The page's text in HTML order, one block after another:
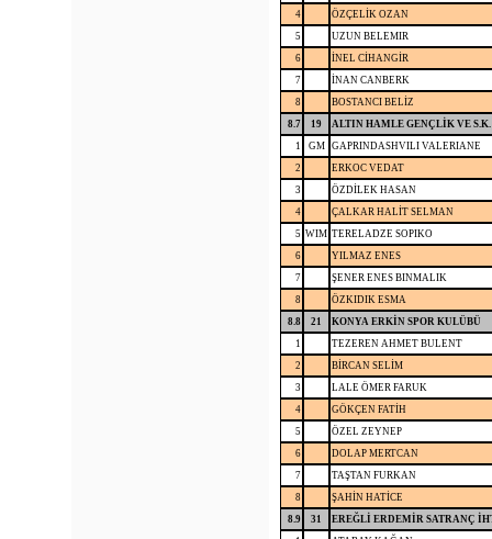
4
ÖZÇELİK OZAN
5
UZUN BELEMIR
6
İNEL CİHANGİR
7
İNAN CANBERK
8
BOSTANCI BELİZ
8.7
19
ALTIN HAMLE GENÇLİK VE
1
GM
GAPRINDASHVILI VALERIANE
2
ERKOC VEDAT
3
ÖZDİLEK HASAN
4
ÇALKAR HALİT SELMAN
5 WIM TERELADZE SOPIKO
6
YILMAZ ENES
7
ŞENER ENES BINMALIK
8
ÖZKIDIK ESMA
8.8
21
KONYA ERKİN SPOR KULÜBÜ
1
TEZEREN AHMET BULENT
2
BİRCAN SELİM
3
LALE ÖMER FARUK
4
GÖKÇEN FATİH
5
ÖZEL ZEYNEP
6
DOLAP MERTCAN
7
TAŞTAN FURKAN
8
ŞAHİN HATİCE
8.9
31
EREĞLİ ERDEMİR SATRANÇ